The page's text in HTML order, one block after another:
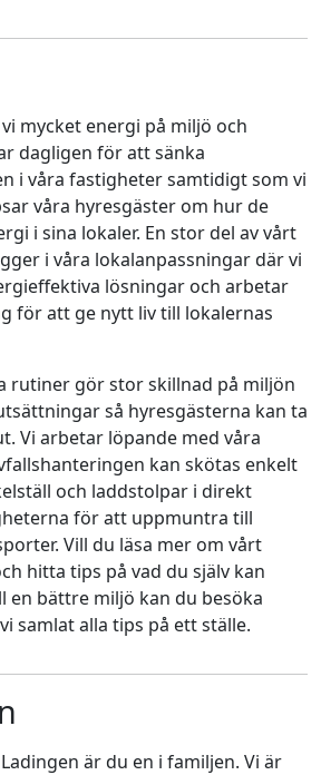
mycket energi på miljö och
dagligen för att sänka
i våra fastigheter samtidigt som vi
våra hyresgäster om hur de
i sina lokaler. En stor del av vårt
i våra lokalanpassningar där vi
lösningar och arbetar
för att ge nytt liv till lokalernas
rutiner gör stor skillnad på miljön
så hyresgästerna kan ta
Vi arbetar löpande med våra
kan skötas enkelt
och laddstolpar i direkt
för att uppmuntra till
Vill du läsa mer om vårt
hitta tips på vad du själv kan
bättre miljö kan du besöka
samlat alla tips på ett ställe.
är du en i familjen. Vi är